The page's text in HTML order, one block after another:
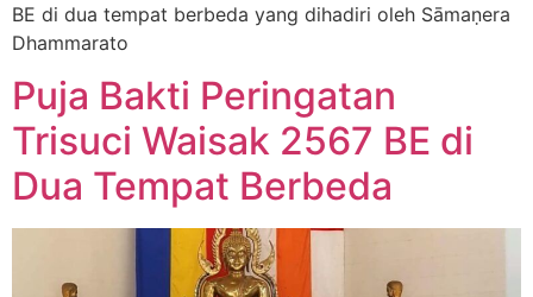
BE di dua tempat berbeda yang dihadiri oleh Sāmaṇera
Dhammarato
Puja Bakti Peringatan
Trisuci Waisak 2567 BE di
Dua Tempat Berbeda